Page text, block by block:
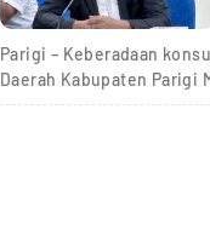
Parigi – Keberadaan
Daerah Kabupaten Parigi